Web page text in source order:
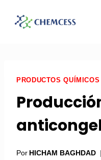
PRODUCTOS QUÍMICOS
Por HICHAM BAGHDAD